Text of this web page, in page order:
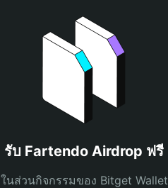
รับ Fartendo Airdrop ฟรี
ในส่วนกิจกรรมของ Bitget Wallet